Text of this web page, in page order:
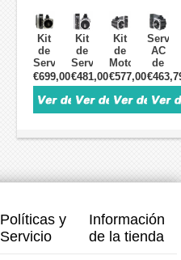
a
2.2kW
y
1.85Nm
a
6.85Nm
con
controlador
CNC
3000 RPM
con
Encoder
de
2500
Líneas
60×60 mm
2000 RPM
10.2 A
con
Encoder
Absoluto
de
17
Bits
9.55
2000
10.2 A
con
de
17
Bits
Kit
de
Servomotor
AC
3000 W
con
Freno
2000 RPM
de
130×130 mm
€699,00
Kit
de
Servomotor
AC
1500 W
7.16 N·m
2000 RPM
con
17
€481,00
Kit
de
Motor
Servo
AC
1500 W
con
7.16 N·m
Encoder
17
Bits
€577,00
AC
de
1500W
+
Kit
de
de
5.6A
de
Políticas y
Servicio
Información
de la tienda